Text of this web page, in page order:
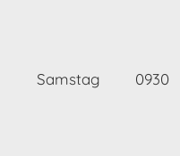
Samstag
0930